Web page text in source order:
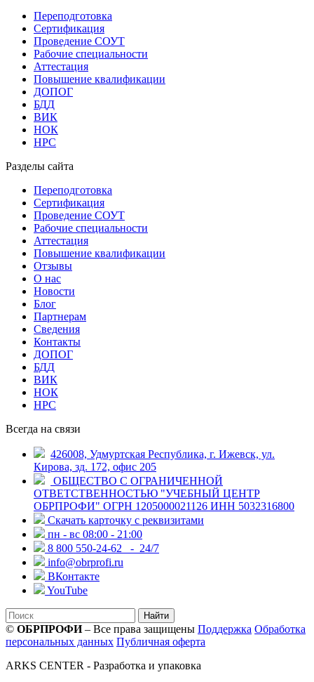
Переподготовка
Сертификация
Проведение СОУТ
Рабочие специальности
Аттестация
Повышение квалификации
ДОПОГ
БДД
ВИК
НОК
НРС
Разделы сайта
Переподготовка
Сертификация
Проведение СОУТ
Рабочие специальности
Аттестация
Повышение квалификации
Отзывы
О нас
Новости
Блог
Партнерам
Сведения
Контакты
ДОПОГ
БДД
ВИК
НОК
НРС
Всегда на связи
426008, Удмуртская Республика, г. Ижевск, ул.
Кирова, зд. 172, офис 205
ОБЩЕСТВО С ОГРАНИЧЕННОЙ
ОТВЕТСТВЕННОСТЬЮ "УЧЕБНЫЙ ЦЕНТР
ОБРПРОФИ" ОГРН 1205000021126 ИНН 5032316800
Скачать карточку с реквизитами
пн - вс 08:00 - 21:00
8 800 550-24-62
- 24/7
info@obrprofi.ru
ВКонтакте
YouTube
Найти
© ОБРПРОФИ– Все права защищены Поддержка Обработка
персональных данных Публичная оферта
ARKS CENTER - Разработка и упаковка